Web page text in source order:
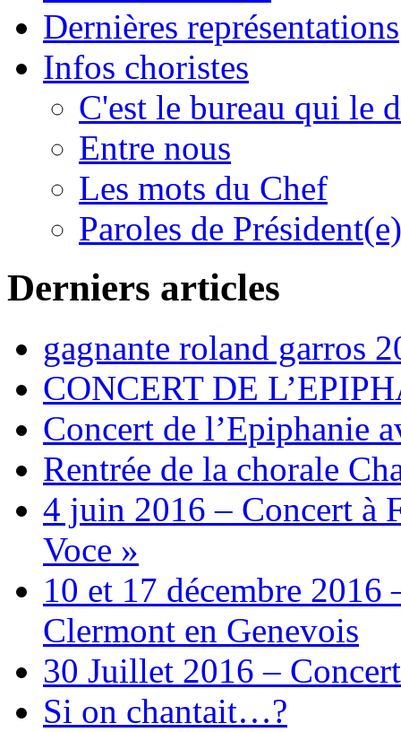
Dernières représentations
Infos choristes
C'est le bureau qui le
Entre nous
Les mots du Chef
Paroles de Président(e)
Derniers articles
gagnante roland garros
CONCERT DE
Concert de l’Epiphanie
Rentrée de la chorale
4 juin 2016 – Concert à
Voce »
10 et 17 décembre
Clermont en Genevois
30 Juillet 2016 –
Si on chantait…?